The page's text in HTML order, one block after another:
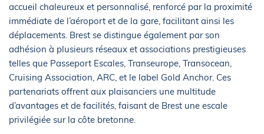
accueil chaleureux et personnalisé, renforcé par la proximité
immédiate de l’aéroport et de la gare, facilitant ainsi les
déplacements. Brest se distingue également par son
adhésion à plusieurs réseaux et associations prestigieuses
telles que Passeport Escales, Transeurope, Transocean,
Cruising Association, ARC, et le label Gold Anchor. Ces
partenariats offrent aux plaisanciers une multitude
d’avantages et de facilités, faisant de Brest une escale
privilégiée sur la côte bretonne.